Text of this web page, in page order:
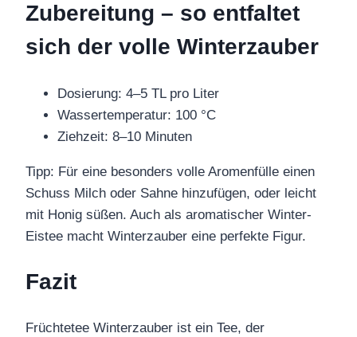
Zubereitung – so entfaltet
sich der volle Winterzauber
Dosierung: 4–5 TL pro Liter
Wassertemperatur: 100 °C
Ziehzeit: 8–10 Minuten
Tipp: Für eine besonders volle Aromenfülle einen
Schuss Milch oder Sahne hinzufügen, oder leicht
mit Honig süßen. Auch als aromatischer Winter-
Eistee macht Winterzauber eine perfekte Figur.
Fazit
Früchtetee Winterzauber ist ein Tee, der